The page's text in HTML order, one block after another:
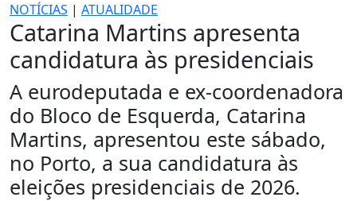
NOTÍCIAS | ATUALIDADE
Catarina Martins apresenta
candidatura às presidenciais
A eurodeputada e ex-coordenadora
do Bloco de Esquerda, Catarina
Martins, apresentou este sábado,
no Porto, a sua candidatura às
eleições presidenciais de 2026.